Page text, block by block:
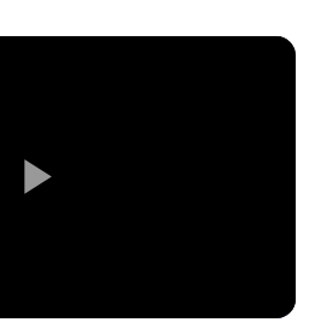
Video